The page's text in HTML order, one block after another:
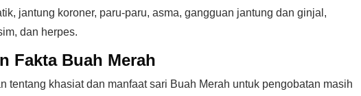
jantung koroner, paru-paru, asma, gangguan jantung dan ginjal,
dan herpes.
Fakta Buah Merah
tentang khasiat dan manfaat sari Buah Merah untuk pengobatan masih